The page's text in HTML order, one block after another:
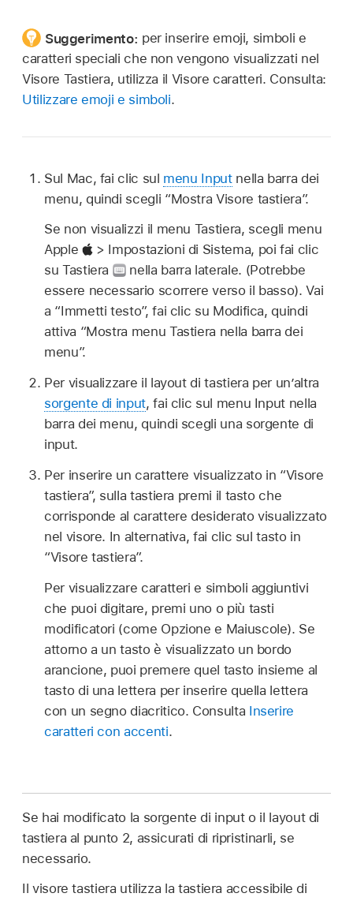
Suggerimento: per inserire emoji, simboli e
caratteri speciali che non vengono visualizzati nel
Visore Tastiera, utilizza il Visore caratteri. Consulta:
Utilizzare emoji e simboli.
Sul Mac, fai clic sul menu Inputnella barra dei
menu, quindi scegli “Mostra Visore tastiera”.
Se non visualizzi il menu Tastiera, scegli menu
Apple
> Impostazioni di Sistema, poi fai clic
su Tastiera
nella barra laterale. (Potrebbe
essere necessario scorrere verso il basso). Vai
a “Immetti testo”, fai clic su Modifica, quindi
attiva “Mostra menu Tastiera nella barra dei
menu”.
Per visualizzare il layout di tastiera per un’altra
sorgente di input, fai clic sul menu Input nella
barra dei menu, quindi scegli una sorgente di
input.
Per inserire un carattere visualizzato in “Visore
tastiera”, sulla tastiera premi il tasto che
corrisponde al carattere desiderato visualizzato
nel visore. In alternativa, fai clic sul tasto in
“Visore tastiera”.
Per visualizzare caratteri e simboli aggiuntivi
che puoi digitare, premi uno o più tasti
modificatori (come Opzione e Maiuscole). Se
attorno a un tasto è visualizzato un bordo
arancione, puoi premere quel tasto insieme al
tasto di una lettera per inserire quella lettera
con un segno diacritico. Consulta Inserire
caratteri con accenti.
Se hai modificato la sorgente di input o il layout di
tastiera al punto 2, assicurati di ripristinarli, se
necessario.
Il visore tastiera utilizza la tastiera accessibile di